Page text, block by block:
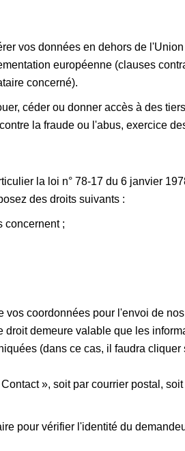
vos données en dehors de
européenne (clauses
concerné).
céder ou donner accès à des
la fraude ou l'abus, exercice
la loi n° 78-17 du 6 janvier
des droits suivants :
concernent ;
coordonnées pour l'envoi de
demeure valable que les
(dans ce cas, il faudra
», soit par courrier postal,
pour vérifier l'identité du